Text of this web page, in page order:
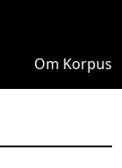
Om Korpus